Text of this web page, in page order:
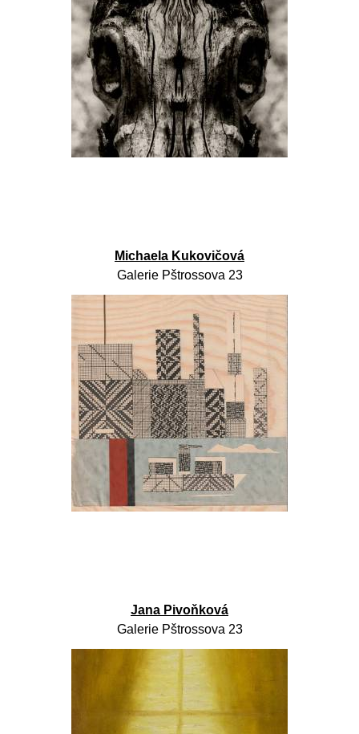
Michaela Kukovičová
Galerie Pštrossova 23
Jana Pivoňková
Galerie Pštrossova 23